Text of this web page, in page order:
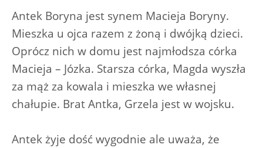
Antek Boryna jest synem Macieja Boryny.
Mieszka u ojca razem z żoną i dwójką dzieci.
Oprócz nich w domu jest najmłodsza córka
Macieja – Józka. Starsza córka, Magda wyszła
za mąż za kowala i mieszka we własnej
chałupie. Brat Antka, Grzela jest w wojsku.
Antek żyje dość wygodnie ale uważa, że